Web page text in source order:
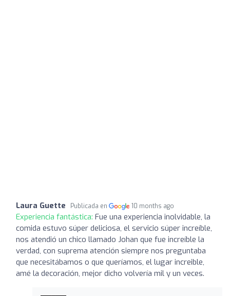
Laura Guette Publicada en 10 months ago
Experiencia fantástica: Fue una experiencia inolvidable, la
comida estuvo súper deliciosa, el servicio súper increíble,
nos atendió un chico llamado Johan que fue increíble la
verdad, con suprema atención siempre nos preguntaba
que necesitábamos o que queríamos, el lugar increible,
amé la decoración, mejor dicho volvería mil y un veces.